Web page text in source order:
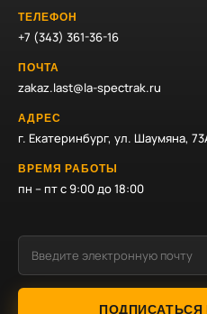
ТЕЛЕФОН
+7 (343) 361-36-16
ПОЧТА
zakaz.last@la-spectrak.ru
АДРЕС
г. Екатеринбург, ул. Шаумяна,
ВРЕМЯ РАБОТЫ
пн – пт с 9:00 до 18:00
ПОДПИСАТЬСЯ